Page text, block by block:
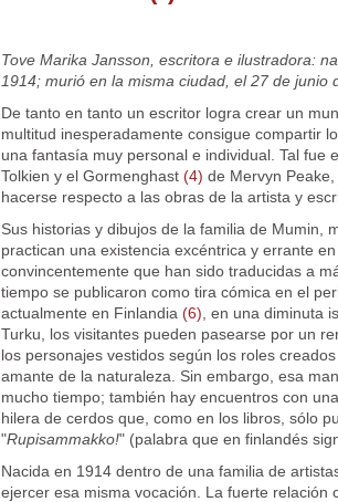
Tove Marika Jansson, escritora e ilustradora:
1914; murió en la misma ciudad, el 27 de junio
De tanto en tanto un escritor logra crear un
multitud inesperadamente consigue compartir
una fantasía muy personal e individual. Tal fue
Tolkien y el Gormenghast (4) de Mervyn
hacerse respecto a las obras de la artista y
Sus historias y dibujos de la familia de Mumin,
practican una existencia excéntrica y errante
convincentemente que han sido traducidas a
tiempo se publicaron como tira cómica en el
actualmente en Finlandia (6) , en una diminuta
Turku, los visitantes pueden pasearse por un
los personajes vestidos según los roles
amante de la naturaleza. Sin embargo, esa
mucho tiempo; también hay encuentros con
hilera de cerdos que, como en los libros, sólo
"Rupisammakko!" (palabra que en finlandés
Nacida en 1914 dentro de una familia de
ejercer esa misma vocación. La fuerte relación